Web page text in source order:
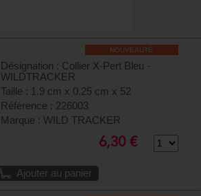
NOUVEAUTÉ
Désignation : Collier X-Pert Bleu -
WILDTRACKER
Taille : 1.9 cm x 0.25 cm x 52
Référence : 226003
Marque : WILD TRACKER
6,30 €
Ajouter au panier